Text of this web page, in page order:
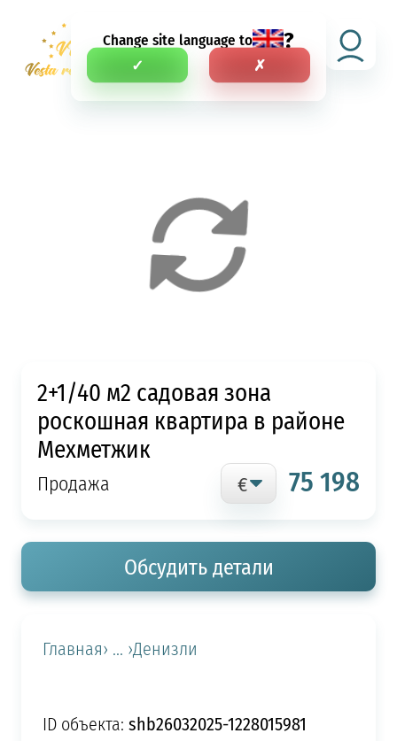
Change site language to ?
✓ ✗
RU
2+1/40 м2 садовая зона
роскошная квартира в районе
Мехметжик
Продажа 75 198
Обсудить детали
Главная› ... ›Денизли
ID объекта: shb26032025-1228015981